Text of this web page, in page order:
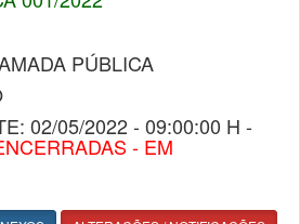
PÚBLICA
02/05/2022 - 09:00:00 H -
- EM